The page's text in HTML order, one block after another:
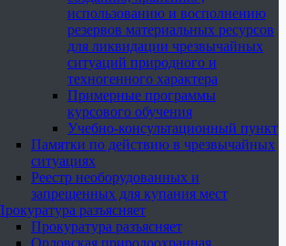
использованию и восполнению
резервов материальных ресурсов
для ликвидации чрезвычайных
ситуаций природного и
техногенного характера
Примерные программы
курсового обучения
Учебно-консультационный пункт
Памятки по действию в чрезвычайных
ситуациях
Реестр необорудованных и
запрещенных для купания мест
разъясняет
Прокуратура разъясняет
Орловская природоохранная